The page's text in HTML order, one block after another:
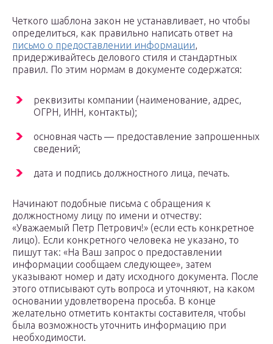
Четкого шаблона закон не устанавливает, но чтобы
определиться, как правильно написать ответ на
письмо о предоставлении информации,
придерживайтесь делового стиля и стандартных
правил. По этим нормам в документе содержатся:
реквизиты компании (наименование, адрес,
ОГРН, ИНН, контакты);
основная часть — предоставление запрошенных
сведений;
дата и подпись должностного лица, печать.
Начинают подобные письма с обращения к
должностному лицу по имени и отчеству:
«Уважаемый Петр Петрович!» (если есть конкретное
лицо). Если конкретного человека не указано, то
пишут так: «На Ваш запрос о предоставлении
информации сообщаем следующее», затем
указывают номер и дату исходного документа. После
этого отписывают суть вопроса и уточняют, на каком
основании удовлетворена просьба. В конце
желательно отметить контакты составителя, чтобы
была возможность уточнить информацию при
необходимости.